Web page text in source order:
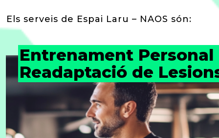
Els serveis de Espai Laru – NAOS són:
Entrenament Personal
Readaptació de